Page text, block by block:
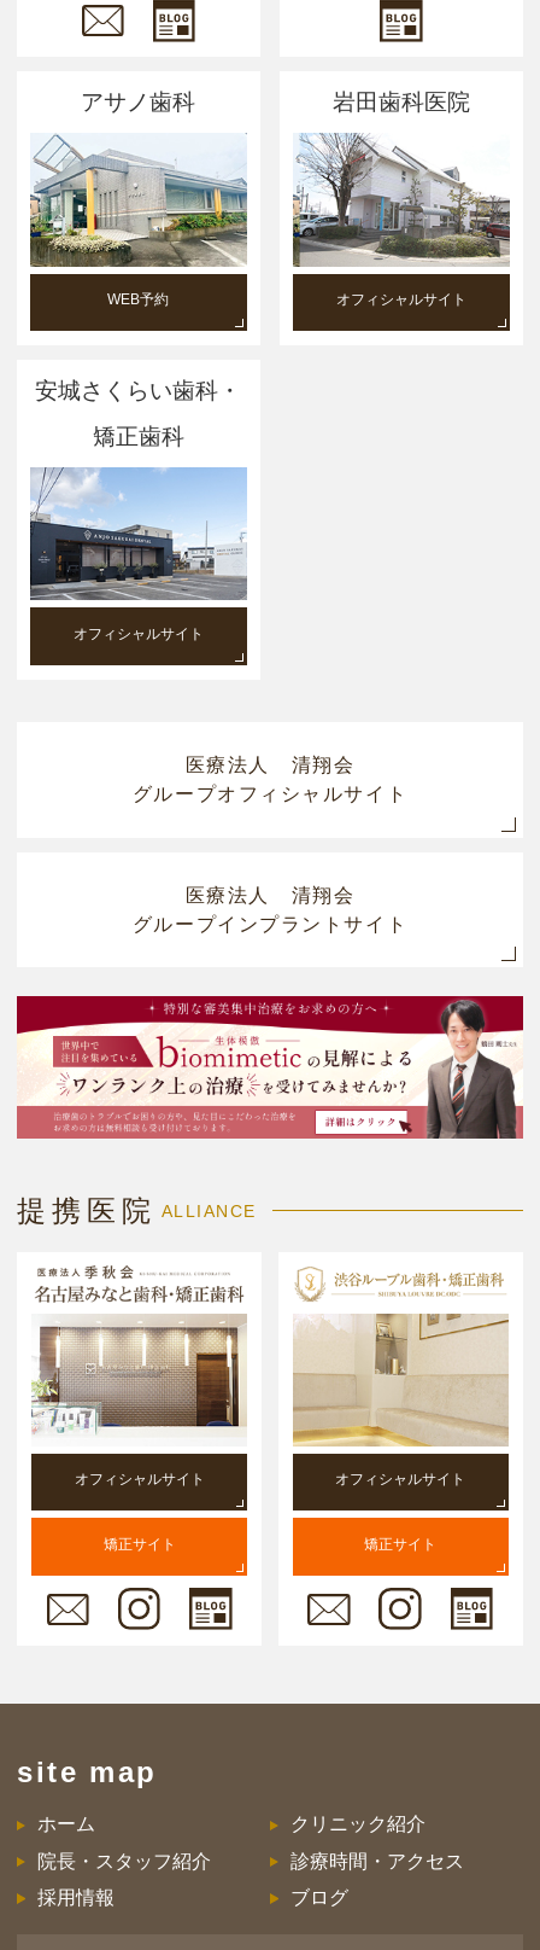
アサノ歯科
WEB予約
岩田歯科医院
オフィシャルサイト
安城さくらい歯科・
矯正歯科
オフィシャルサイト
医療法人 清翔会
グループオフィシャルサイト
医療法人 清翔会
グループインプラントサイト
提携医院 ALLIANCE
オフィシャルサイト
矯正サイト
オフィシャルサイト
矯正サイト
site map
ホーム
クリニック紹介
院長・スタッフ紹介
診療時間・アクセス
採用情報
ブログ